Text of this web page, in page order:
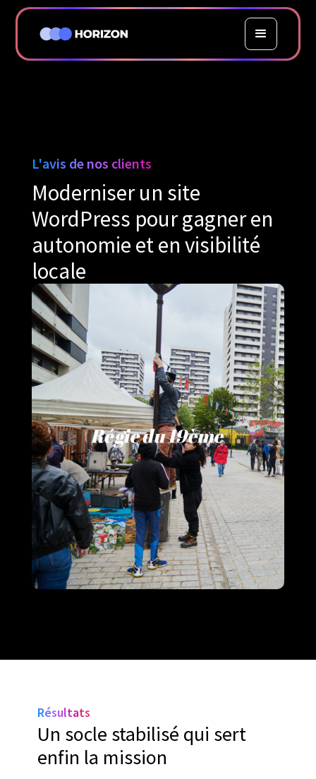
L'avis de nos clients
Moderniser un site
WordPress pour gagner en
autonomie et en visibilité
locale
Résultats
Un socle stabilisé qui sert
enfin la mission